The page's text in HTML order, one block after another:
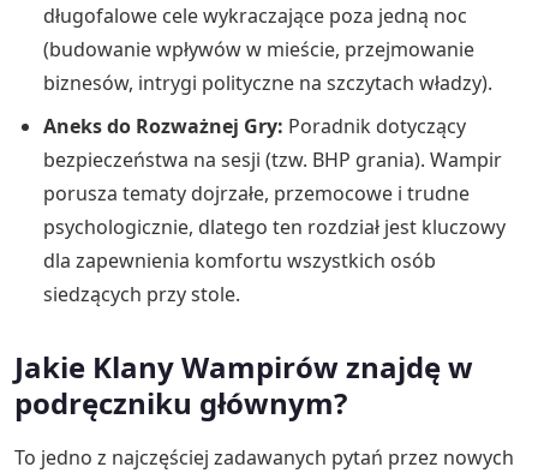
długofalowe cele wykraczające poza jedną noc
(budowanie wpływów w mieście, przejmowanie
biznesów, intrygi polityczne na szczytach władzy).
Aneks do Rozważnej Gry: Poradnik dotyczący
bezpieczeństwa na sesji (tzw. BHP grania). Wampir
porusza tematy dojrzałe, przemocowe i trudne
psychologicznie, dlatego ten rozdział jest kluczowy
dla zapewnienia komfortu wszystkich osób
siedzących przy stole.
Jakie Klany Wampirów znajdę w
podręczniku głównym?
To jedno z najczęściej zadawanych pytań przez nowych